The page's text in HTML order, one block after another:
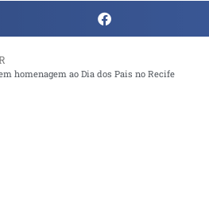
homenagem ao Dia dos Pais no Recife